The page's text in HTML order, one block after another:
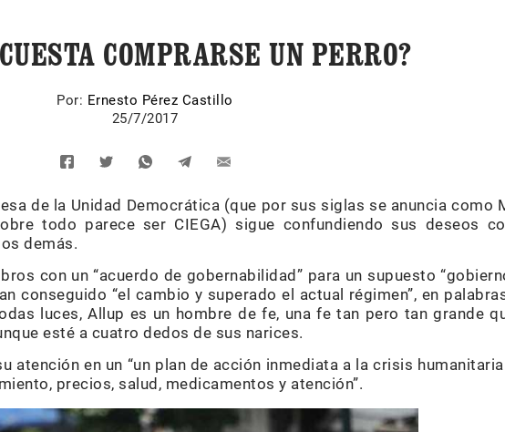
COMPRARSE UN PERRO?
Por: Ernesto Pérez Castillo
25/7/2017
de la Unidad Democrática (que por sus siglas se anuncia como
todo parece ser CIEGA) sigue confundiendo sus deseos
demás.
con un “acuerdo de gobernabilidad” para un supuesto
conseguido “el cambio y superado el actual régimen”, en
luces, Allup es un hombre de fe, una fe tan pero tan grande
esté a cuatro dedos de sus narices.
atención en un “un plan de acción inmediata a la crisis
precios, salud, medicamentos y atención”.